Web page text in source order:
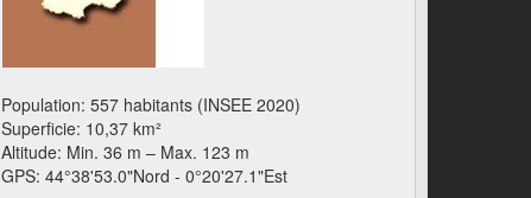
Population: 557 habitants (INSEE 2020)
Superficie: 10,37 km²
Altitude: Min. 36 m – Max. 123 m
GPS: 44°38'53.0"Nord - 0°20'27.1"Est